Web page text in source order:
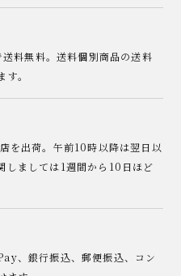
料無料。送料個別商品の送料
。
を出荷。午前10時以降は翌日以
しましては1週間から10日ほど
、銀行振込、郵便振込、コン